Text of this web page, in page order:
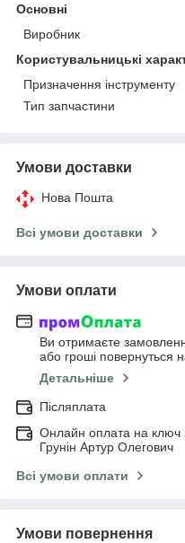
Основні
Виробник
Користувальницькі
Призначення інструменту
Тип запчастини
Умови доставки
Нова Пошта
Всі умови доставки
Умови оплати
Ви отримаєте
або гроші повернуться
Детальніше
Післяплата
Онлайн оплата на
Грунін Артур Олегович
Всі умови оплати
Умови повернення